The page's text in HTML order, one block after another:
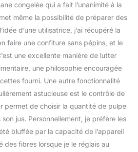
congelée qui a fait l’unanimité à la
même la possibilité de préparer des
d’une utilisatrice, j’ai récupéré la
faire une confiture sans pépins, et le
une excellente manière de lutter
une philosophie encouragée
fourni. Une autre fonctionnalité
astucieuse est le contrôle de
permet de choisir la quantité de pulpe
son jus. Personnellement, je préfère les
bluffée par la capacité de l’appareil
des fibres lorsque je le réglais au